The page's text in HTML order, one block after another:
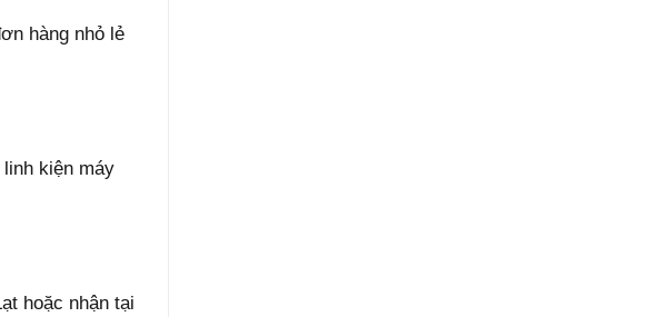
hàng nhỏ lẻ
kiện máy
hoặc nhận tại